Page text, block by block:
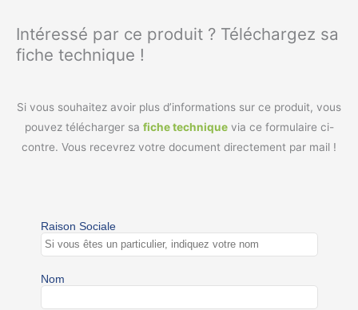
Intéressé par ce produit ? Téléchargez sa
fiche technique !
Si vous souhaitez avoir plus d’informations sur ce produit, vous
pouvez télécharger sa fiche techniquevia ce formulaire ci-
contre. Vous recevrez votre document directement par mail !